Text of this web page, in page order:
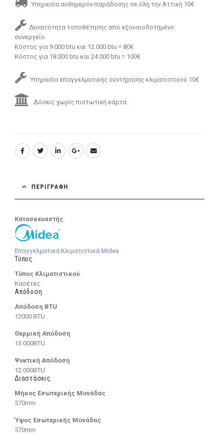
Υπηρεσία αυθημερόν παράδοσης σε όλη την Αττική 10€
Δυνατότητα τοποθέτησης από εξουσιοδοτημένο
συνεργείο
Κόστος για 9.000 btu και 12.000 btu = 80€
Κόστος για 18.000 btu και 24.000 btu = 100€
Υπηρεσία επαγγελματικής συντήρησης κλιματιστικού 10€
Δόσεις χωρίς πιστωτική κάρτα
ΠΕΡΙΓΡΑΦΉ
Κατασκευαστής
Επαγγελματικά Κλιματιστικά Midea
Τύπος
Τύπος Κλιματιστικού
Κασέτες
Απόδοση
Απόδοση BTU
12000 BTU
Θερμική Απόδοση
13.000BTU
Ψυκτική Απόδοση
12.000BTU
Διαστάσεις
Μήκος Εσωτερικής Μονάδας
570mm
Ύψος Εσωτερικής Μονάδας
570mm